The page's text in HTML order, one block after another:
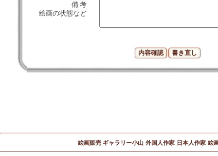
備 考
絵画の状態など
絵画販売 ギャラリー小山 外国人作家 日本人作家 絵